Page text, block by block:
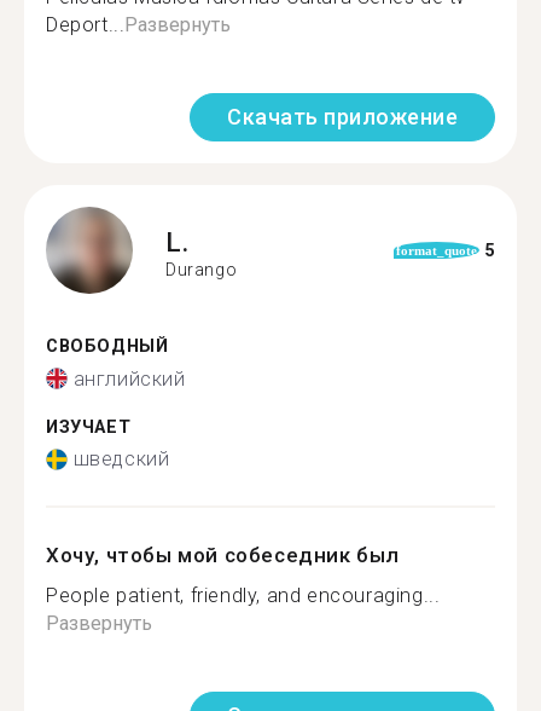
Deport...Развернуть
Скачать приложение
L.
Durango
format_quote 5
СВОБОДНЫЙ
английский
ИЗУЧАЕТ
шведский
Хочу, чтобы мой собеседник был
People patient, friendly, and encouraging...
Развернуть